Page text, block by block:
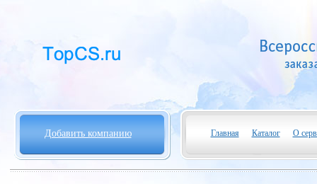
Добавить компанию Главная Каталог О